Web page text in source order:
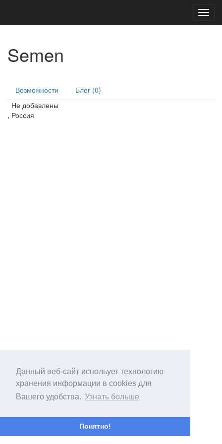
Данный веб-сайт испольует технологию
хранения информации в cookies для
Вашего удобства. Узнать больше
Понятно!
Semen
Возможности
Блог (0)
Не добавлены
, Россия